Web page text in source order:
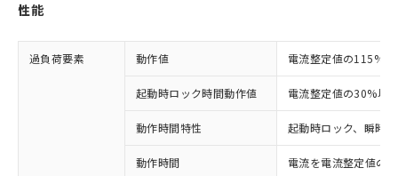
性能
過負荷要素 動作値 電流整定値の115%
起動時ロック時間動作値 電流整定値の30%以
動作時間特性 起動時ロック、瞬時
動作時間 電流を電流整定値の